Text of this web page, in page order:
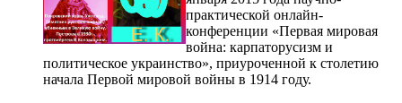
практической онлайн-
конференции «Первая мировая
война: карпаторусизм и
политическое украинство», приуроченной к столетию
начала Первой мировой войны в 1914 году.